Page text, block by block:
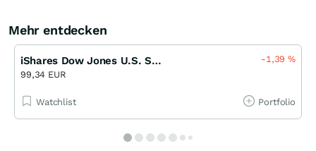
Mehr entdecken
iShares Dow Jones U.S. Select Dividend UCITS ETF (DE)
99,34 EUR
-1,39%
Watchlist Portfolio